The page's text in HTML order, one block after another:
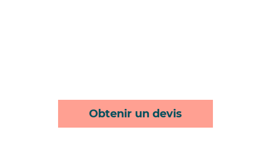
Obtenir un devis